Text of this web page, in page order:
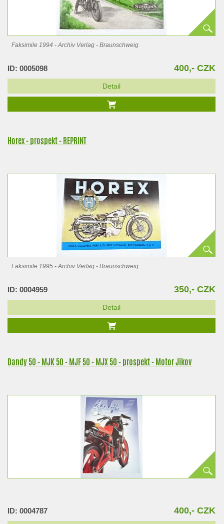
Faksimile 1994 - Archiv Verlag - Braunschweig
ID: 0005098 400,- CZK
Detail
Horex - prospekt - REPRINT
Faksimile 1995 - Archiv Verlag - Braunschweig
ID: 0004959 350,- CZK
Detail
Dandy 50 - MJK 50 - MJF 50 - MJX 50 - prospekt - Motor Jikov
ID: 0004787 400,- CZK